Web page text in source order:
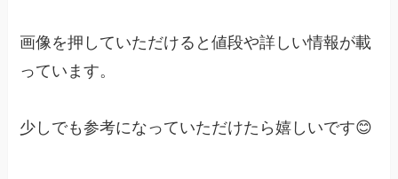
画像を押していただけると値段や詳しい情報が載
っています。
少しでも参考になっていただけたら嬉しいです😊